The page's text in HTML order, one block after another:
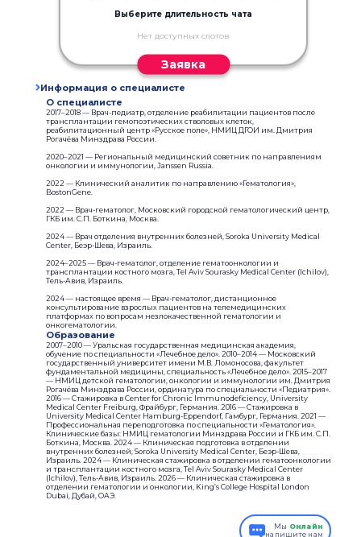
Выберите длительность чата
Нет доступных слотов
Заявка
Информация о специалисте
О специалисте
2017–2018 — Врач-педиатр, отделение реабилитации пациентов после
трансплантации гемопоэтических стволовых клеток,
реабилитационный центр «Русское поле», НМИЦ ДГОИ им. Дмитрия
Рогачёва Минздрава России.
2020–2021 — Региональный медицинский советник по направлениям
онкологии и иммунологии, Janssen Russia.
2022 — Клинический аналитик по направлению «Гематология»,
BostonGene.
2022 — Врач-гематолог, Московский городской гематологический центр,
ГКБ им. С.П. Боткина, Москва.
2024 — Врач отделения внутренних болезней, Soroka University Medical
Center, Беэр-Шева, Израиль.
2024–2025 — Врач-гематолог, отделение гематоонкологии и
трансплантации костного мозга, Tel Aviv Sourasky Medical Center (Ichilov),
Тель-Авив, Израиль.
2024 — настоящее время — Врач-гематолог, дистанционное
консультирование взрослых пациентов на телемедицинских
платформах по вопросам незлокачественной гематологии и
онкогематологии.
Образование
2007–2010 — Уральская государственная медицинская академия,
обучение по специальности «Лечебное дело». 2010–2014 — Московский
государственный университет имени М.В. Ломоносова, факультет
фундаментальной медицины, специальность «Лечебное дело». 2015–2017
— НМИЦ детской гематологии, онкологии и иммунологии им. Дмитрия
Рогачёва Минздрава России, ординатура по специальности «Педиатрия».
2016 — Стажировка в Center for Chronic Immunodeficiency, University
Medical Center Freiburg, Фрайбург, Германия. 2016 — Стажировка в
University Medical Center Hamburg-Eppendorf, Гамбург, Германия. 2021 —
Профессиональная переподготовка по специальности «Гематология».
Клинические базы: НМИЦ гематологии Минздрава России и ГКБ им. С.П.
Боткина, Москва. 2024 — Клиническая подготовка в отделении
внутренних болезней, Soroka University Medical Center, Беэр-Шева,
Израиль. 2024 — Клиническая стажировка в отделении гематоонкологии
и трансплантации костного мозга, Tel Aviv Sourasky Medical Center
(Ichilov), Тель-Авив, Израиль. 2026 — Клиническая стажировка в
отделении гематологии и онкологии, King’s College Hospital London
Dubai, Дубай, ОАЭ.
Мы Онлайн
напишите нам